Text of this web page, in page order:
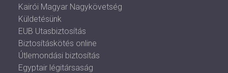
Kairói Magyar Nagykövetség
Küldetésünk
EUB Utasbiztosítás
Biztosításkötés online
Útlemondási biztosítás
Egyptair légitársaság